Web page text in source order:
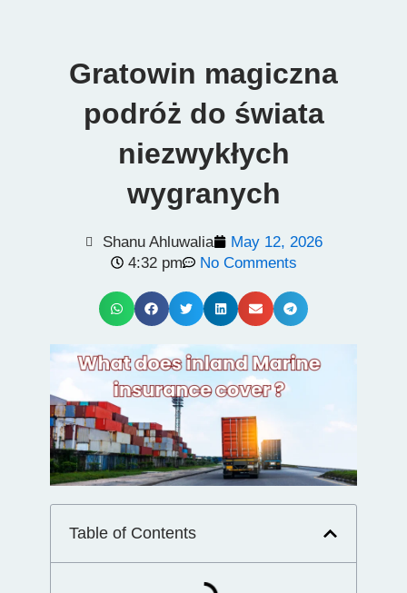
Gratowin magiczna
podróż do świata
niezwykłych
wygranych
Shanu Ahluwalia
May 12, 2026
4:32 pm
No Comments
Table of Contents